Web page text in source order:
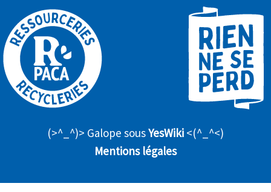
(>^_^)> Galope sousYesWiki <(^_^<)
Mentions légales